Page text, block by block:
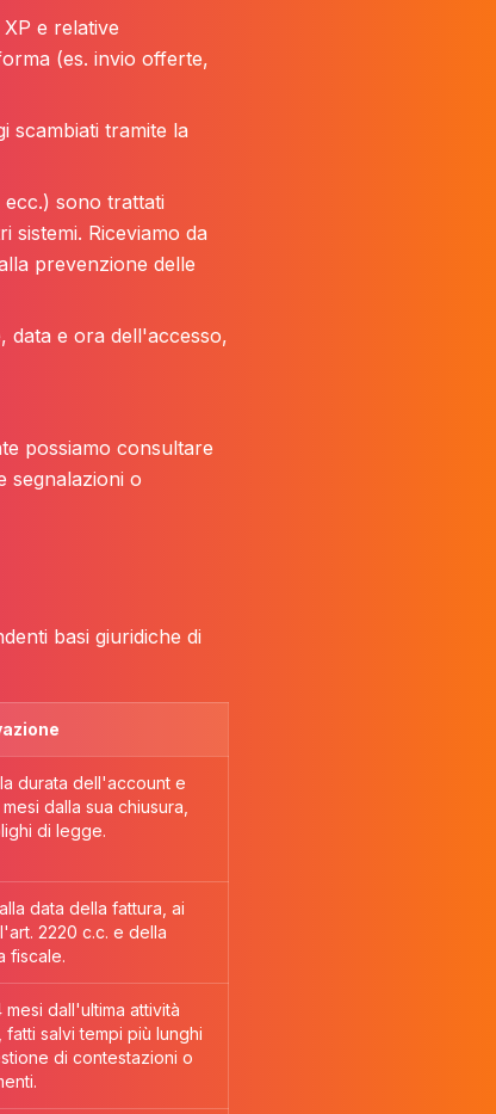
e relative
(es. invio offerte,
scambiati tramite la
ecc.) sono trattati
sistemi. Riceviamo da
prevenzione delle
data e ora dell'accesso,
possiamo consultare
segnalazioni o
basi giuridiche di
durata dell'account e
dalla sua chiusura,
di legge.
data della fattura, ai
2220 c.c. e della
fiscale.
mesi dall'ultima attività
fatti salvi tempi più lunghi
di contestazioni o